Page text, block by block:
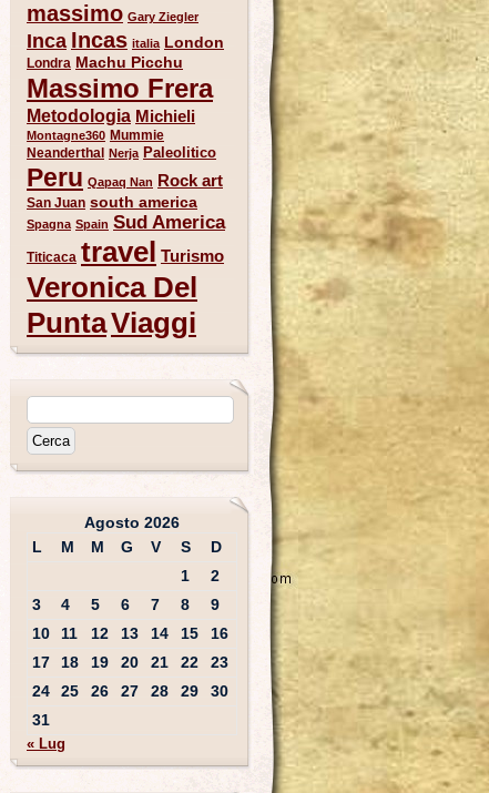
massimo Gary Ziegler
Inca Incas italia London
Londra Machu Picchu
Massimo Frera
Metodologia Michieli
Montagne360 Mummie
Neanderthal Nerja Paleolitico
Peru Qapaq Nan Rock art
San Juan south america
Spagna Spain Sud America
Titicaca travel Turismo
Veronica Del
PuntaViaggi
Agosto 2026
L
M M G V S
D
1
2
3
4 5 6 7 8
9
10
11 12 13 14 15
16
17
18 19 20 21 22
23
24
25 26 27 28 29
30
31
« Lug